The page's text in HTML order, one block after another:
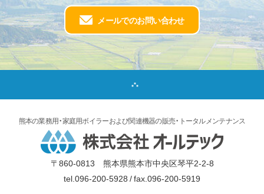
メールでのお問い合わせ
熊本の業務用・家庭用ボイラーおよび関連機器の販売・トータルメンテナンス
〒860-0813 熊本県熊本市中央区琴平2-2-8
tel.096-200-5928 / fax.096-200-5919